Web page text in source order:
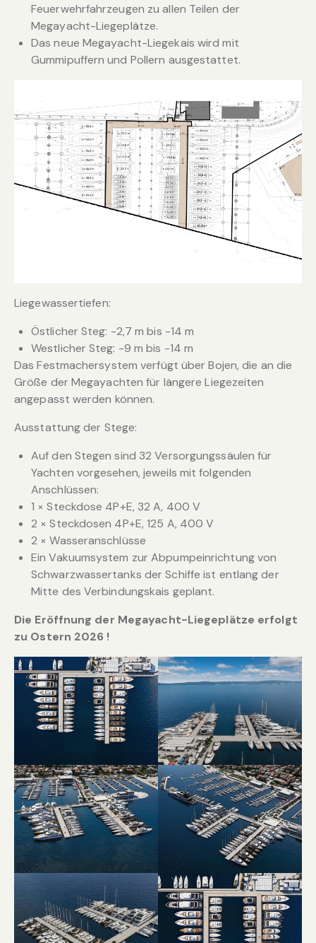
Feuerwehrfahrzeugen zu allen Teilen der
Megayacht-Liegeplätze.
Das neue Megayacht-Liegekais wird mit
Gummipuffern und Pollern ausgestattet.
Liegewassertiefen:
Östlicher Steg: -2,7 m bis -14 m
Westlicher Steg: -9 m bis -14 m
Das Festmachersystem verfügt über Bojen, die an die
Größe der Megayachten für längere Liegezeiten
angepasst werden können.
Ausstattung der Stege:
Auf den Stegen sind 32 Versorgungssäulen für
Yachten vorgesehen, jeweils mit folgenden
Anschlüssen:
1 × Steckdose 4P+E, 32 A, 400 V
2 × Steckdosen 4P+E, 125 A, 400 V
2 × Wasseranschlüsse
Ein Vakuumsystem zur Abpumpeinrichtung von
Schwarzwassertanks der Schiffe ist entlang der
Mitte des Verbindungskais geplant.
Die Eröffnung der Megayacht-Liegeplätze erfolgt
zu Ostern 2026 !